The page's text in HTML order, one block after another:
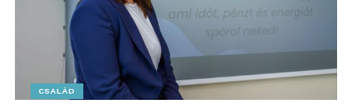
CSALÁD